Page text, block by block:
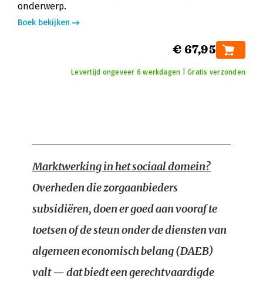
onderwerp.
Boek bekijken
€ 67,95
Levertijd ongeveer 6 werkdagen | Gratis verzonden
Marktwerking in het sociaal domein?
Overheden die zorgaanbieders
subsidiëren, doen er goed aan vooraf te
toetsen of de steun onder de diensten van
algemeen economisch belang (DAEB)
valt — dat biedt een gerechtvaardigde